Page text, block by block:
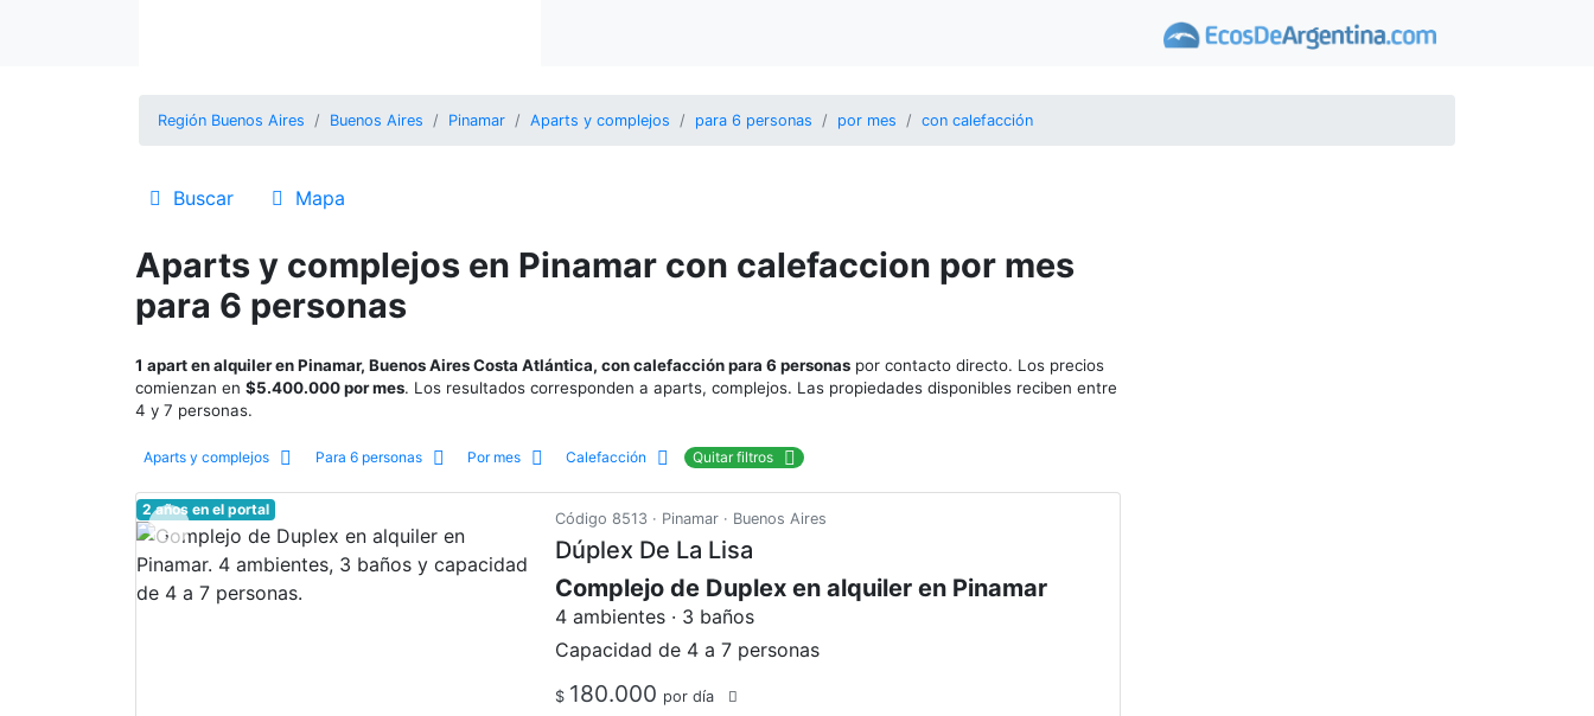
Región Buenos Aires Buenos Aires Pinamar Aparts y complejos para 6 personas por mes con calefacción
Buscar Mapa
Aparts y complejos en Pinamar con calefaccion por mes
para 6 personas
1 apart en alquiler en Pinamar, Buenos Aires Costa Atlántica, con calefacción para 6 personas por contacto directo. Los precios
comienzan en $5.400.000 por mes. Los resultados corresponden a aparts, complejos. Las propiedades disponibles reciben entre
4 y 7 personas.
Aparts y complejos Para 6 personas Por mes Calefacción Quitar filtros
2 años en el portal
Código 8513 · Pinamar · Buenos Aires
Dúplex De La Lisa
Complejo de Duplex en alquiler en Pinamar
4 ambientes · 3 baños
Capacidad de 4 a 7 personas
$ 180.000 por día